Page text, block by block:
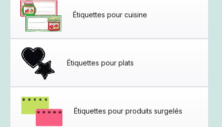
Étiquettes pour cuisine
Étiquettes pour plats
Étiquettes pour produits surgelés